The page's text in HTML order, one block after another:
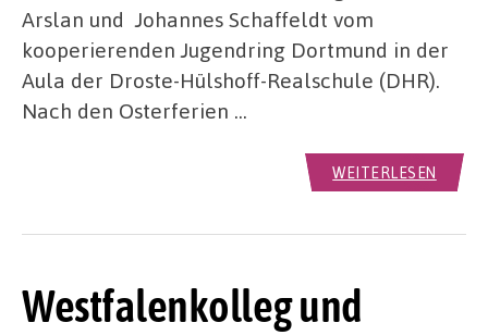
Arslan und Johannes Schaffeldt vom
kooperierenden Jugendring Dortmund in der
Aula der Droste-Hülshoff-Realschule (DHR).
Nach den Osterferien …
WEITERLESEN
Westfalenkolleg und